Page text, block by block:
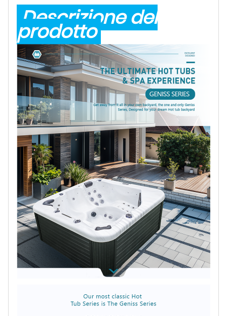
Descrizione del
prodotto